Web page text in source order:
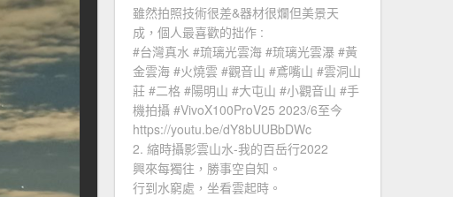
雖然拍照技術很差&器材很爛但美景天
成，個人最喜歡的拙作 :
#台灣真水 #琉璃光雲海​ #琉璃光雲瀑​​ #黃
金雲海 #火燒雲​ #觀音山​ #鳶嘴山 #雲洞山
莊 #二格​ #陽明山​ #大屯山 #小觀音山 #手
機拍攝 #VivoX100ProV25 2023/6至今
https://youtu.be/dY8bUUBbDWc
2. 縮時攝影雲山水-我的百岳行2022
興來每獨往，勝事空自知。
行到水窮處，坐看雲起時。